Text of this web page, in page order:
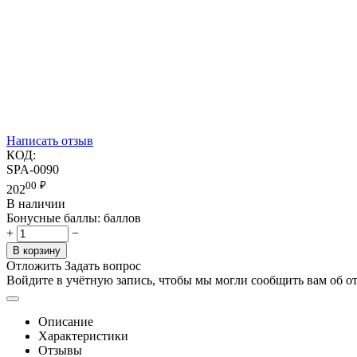
Написать отзыв
КОД:
SPA-0090
20200 ₽
В наличии
Бонусные баллы: баллов
+
−
В корзину
Отложить Задать вопрос
Войдите в учётную запись, чтобы мы могли сообщить вам об
Описание
Характеристики
Отзывы